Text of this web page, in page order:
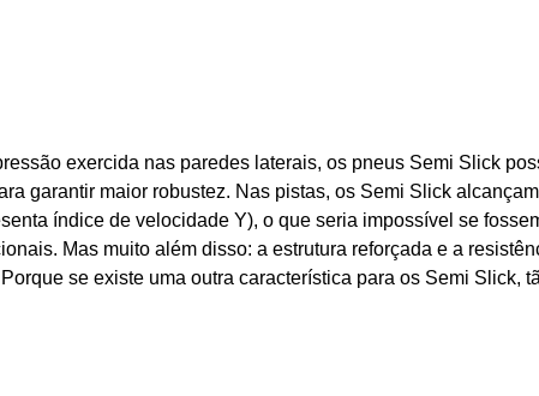
exercida nas paredes laterais, os pneus Semi Slick
garantir maior robustez. Nas pistas, os Semi Slick
índice de velocidade Y), o que seria impossível se
Mas muito além disso: a estrutura reforçada e a
se existe uma outra característica para os Semi Slick,